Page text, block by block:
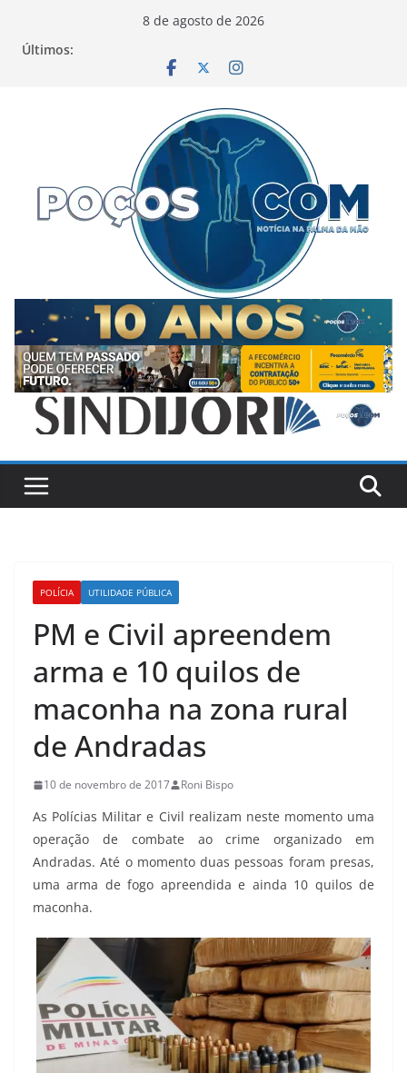
8 de agosto de 2026
Últimos:
POLÍCIA UTILIDADE PÚBLICA
PM e Civil apreendem
arma e 10 quilos de
maconha na zona rural
de Andradas
10 de novembro de 2017 Roni Bispo
As Polícias Militar e Civil realizam neste momento uma
operação de combate ao crime organizado em
Andradas. Até o momento duas pessoas foram presas,
uma arma de fogo apreendida e ainda 10 quilos de
maconha.